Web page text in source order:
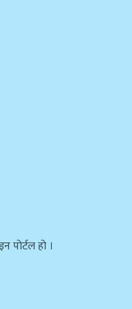
पोर्टल हो ।